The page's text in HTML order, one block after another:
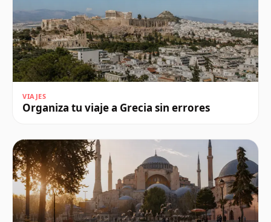
VIAJES
Organiza tu viaje a Grecia sin errores